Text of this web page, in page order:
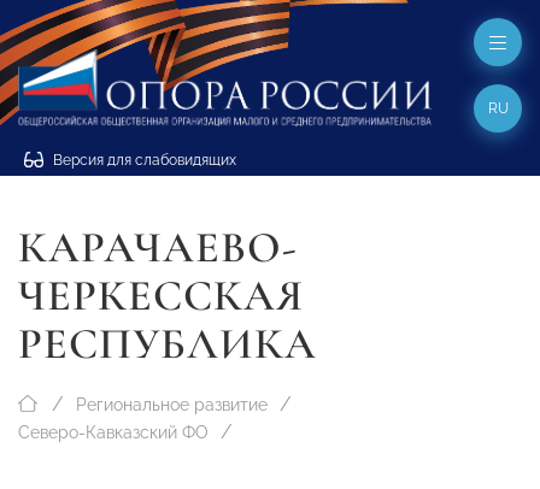
Версия для слабовидящих
RU
КАРАЧАЕВО-
ЧЕРКЕССКАЯ
РЕСПУБЛИКА
Региональное развитие
Северо-Кавказский ФО